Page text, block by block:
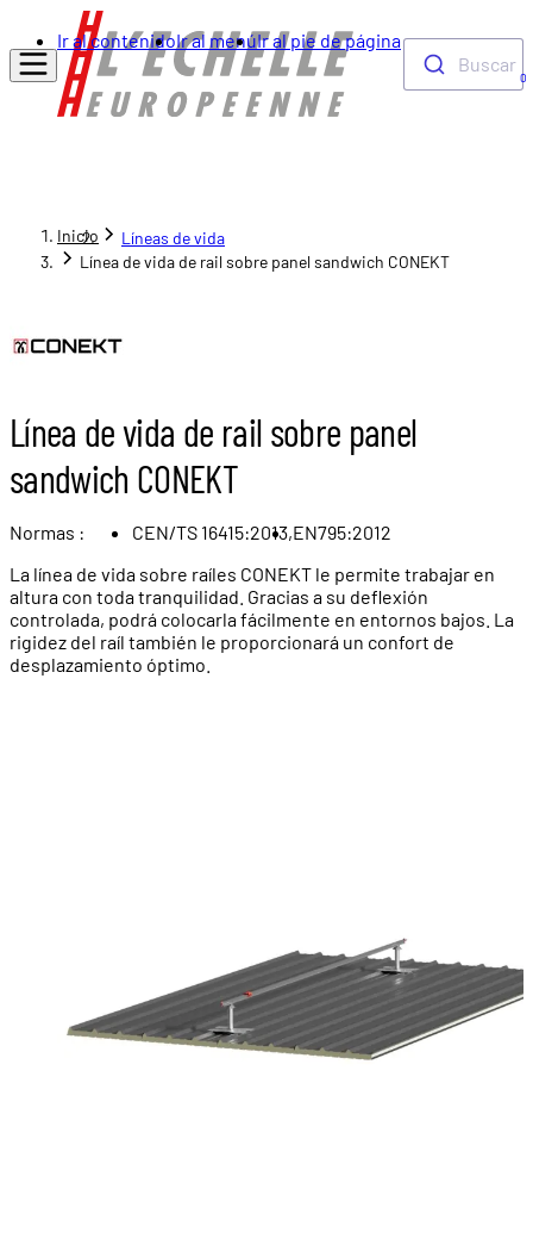
Ir al contenidoIr al menúIr al pie de página
Buscar
0
Inicio
Líneas de vida
Línea de vida de rail sobre panel sandwich CONEKT
Línea de vida de rail sobre panel
sandwich CONEKT
Normas : CEN/TS 16415:2013,EN795:2012
La línea de vida sobre raíles CONEKT le permite trabajar en
altura con toda tranquilidad. Gracias a su deflexión
controlada, podrá colocarla fácilmente en entornos bajos. La
rigidez del raíl también le proporcionará un confort de
desplazamiento óptimo.